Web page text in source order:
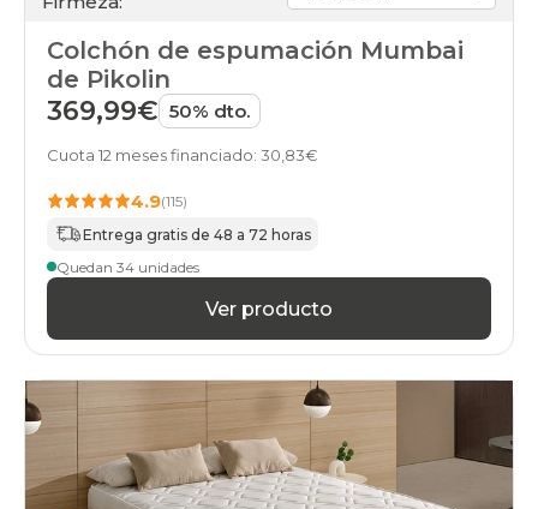
Colchón de espumación Mumbai
de Pikolin
369,99€ 50% dto.
Cuota 12 meses financiado: 30,83€
4.9(115)
Entrega gratis de 48 a 72 horas
Quedan 34 unidades
Ver producto